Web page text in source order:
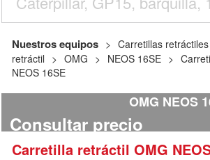
Nuestros equipos Carretillas retráctiles
retráctil
OMG NEOS 16SE
NEOS 16SE
OMG NEOS
Consultar precio
Carretilla retráctil OMG